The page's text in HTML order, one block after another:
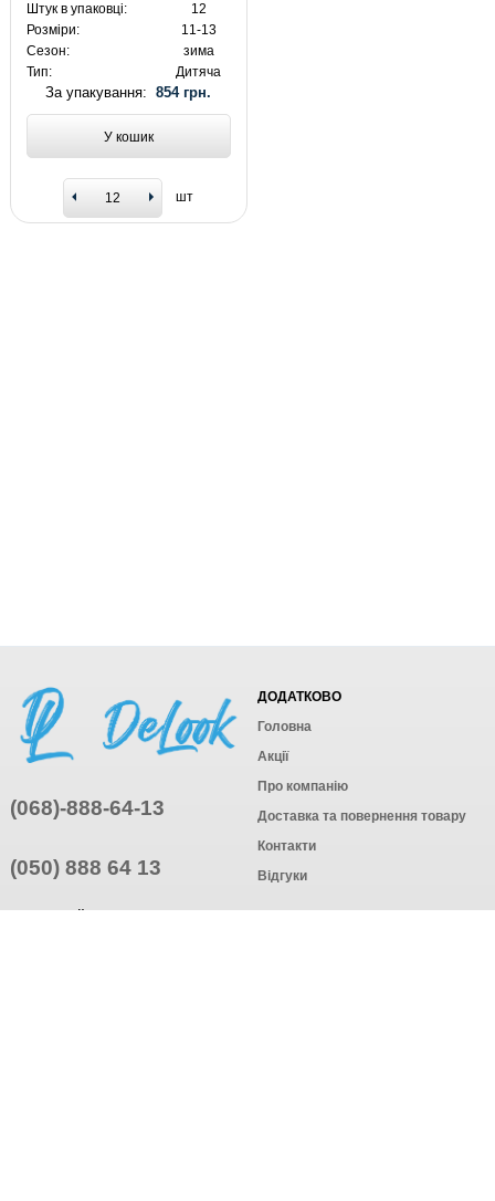
Штук в упаковці:
12
Розміри:
11-13
Сезон:
зима
Тип:
Дитяча
За упакування:854 грн.
У кошик
шт
(068)-888-64-13
(050) 888 64 13
ДОДАТКОВО
Головна
Акції
Про компанію
Доставка та повернення товару
Контакти
Відгуки